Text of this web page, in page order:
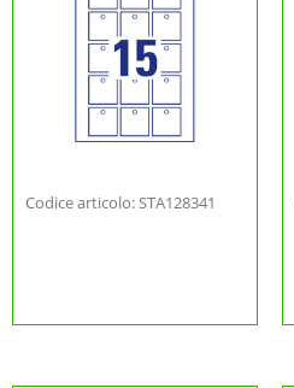
Codice articolo: STA128341